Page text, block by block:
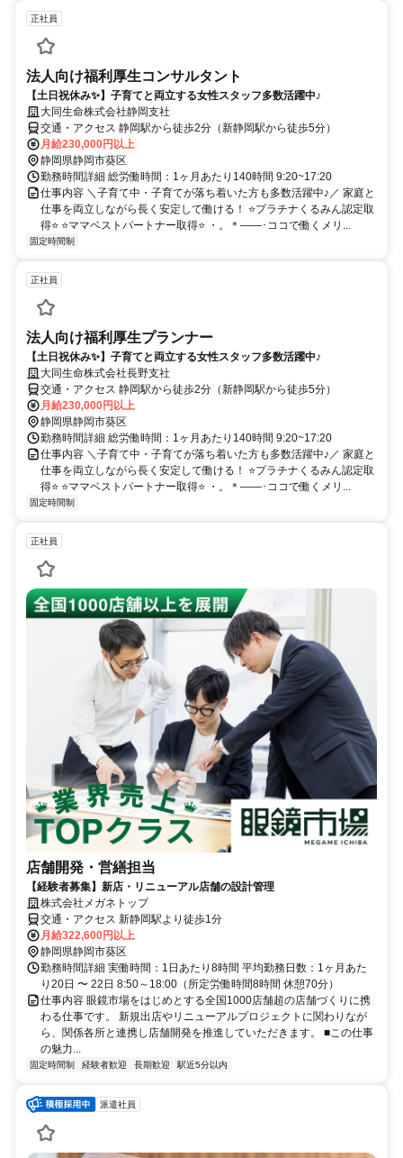
正社員
法人向け福利厚生コンサルタント
【土日祝休み✨】子育てと両立する女性スタッフ多数活躍中♪
大同生命株式会社静岡支社
交通・アクセス 静岡駅から徒歩2分（新静岡駅から徒歩5分）
月給230,000円以上
静岡県静岡市葵区
勤務時間詳細 総労働時間：1ヶ月あたり140時間 9:20~17:20
仕事内容 ＼子育て中・子育てが落ち着いた方も多数活躍中♪／ 家庭と
仕事を両立しながら長く安定して働ける！ ⭐プラチナくるみん認定取
得⭐ ⭐ママベストパートナー取得⭐ ・。＊――･ココで働くメリ...
固定時間制
正社員
法人向け福利厚生プランナー
【土日祝休み✨】子育てと両立する女性スタッフ多数活躍中♪
大同生命株式会社長野支社
交通・アクセス 静岡駅から徒歩2分（新静岡駅から徒歩5分）
月給230,000円以上
静岡県静岡市葵区
勤務時間詳細 総労働時間：1ヶ月あたり140時間 9:20~17:20
仕事内容 ＼子育て中・子育てが落ち着いた方も多数活躍中♪／ 家庭と
仕事を両立しながら長く安定して働ける！ ⭐プラチナくるみん認定取
得⭐ ⭐ママベストパートナー取得⭐ ・。＊――･ココで働くメリ...
固定時間制
正社員
店舗開発・営繕担当
【経験者募集】新店・リニューアル店舗の設計管理
株式会社メガネトップ
交通・アクセス 新静岡駅より徒歩1分
月給322,600円以上
静岡県静岡市葵区
勤務時間詳細 実働時間：1日あたり8時間 平均勤務日数：1ヶ月あた
り20日 〜 22日 8:50～18:00（所定労働時間8時間 休憩70分）
仕事内容 眼鏡市場をはじめとする全国1000店舗超の店舗づくりに携
わる仕事です。 新規出店やリニューアルプロジェクトに関わりなが
ら、関係各所と連携し店舗開発を推進していただきます。 ■この仕事
の魅力...
固定時間制 経験者歓迎 長期歓迎 駅近5分以内
派遣社員